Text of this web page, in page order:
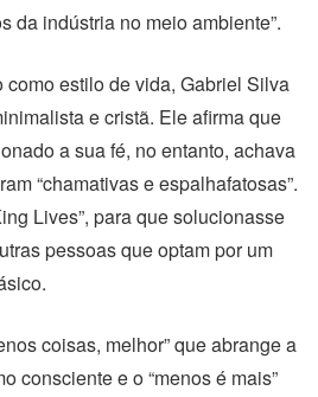
da indústria no meio ambiente”.
estilo de vida, Gabriel Silva
e cristã. Ele afirma que
a sua fé, no entanto, achava
“chamativas e espalhafatosas”.
Lives”, para que solucionasse
pessoas que optam por um
coisas, melhor” que abrange a
consciente e o “menos é mais”